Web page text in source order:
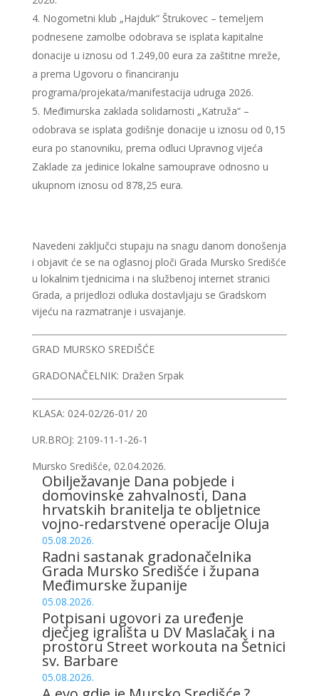
Nogometni klub „Hajduk“ Štrukovec – temeljem
podnesene zamolbe odobrava se isplata kapitalne
donacije u iznosu od 1.249,00 eura za zaštitne mreže,
a prema Ugovoru o financiranju
programa/projekata/manifestacija udruga 2026.
Međimurska zaklada solidarnosti „Katruža“ –
odobrava se isplata godišnje donacije u iznosu od 0,15
eura po stanovniku, prema odluci Upravnog vijeća
Zaklade za jedinice lokalne samouprave odnosno u
ukupnom iznosu od 878,25 eura.
Navedeni zaključci stupaju na snagu danom donošenja
i objavit će se na oglasnoj ploči Grada Mursko Središće
u lokalnim tjednicima i na službenoj internet stranici
Grada, a prijedlozi odluka dostavljaju se Gradskom
vijeću na razmatranje i usvajanje.
GRAD MURSKO SREDIŠĆE
GRADONAČELNIK: Dražen Srpak
KLASA: 024-02/26-01/ 20
UR.BROJ: 2109-11-1-26-1
Mursko Središće, 02.04.2026.
Obilježavanje Dana pobjede i
domovinske zahvalnosti, Dana
hrvatskih branitelja te obljetnice
vojno-redarstvene operacije Oluja
05.08.2026.
Radni sastanak gradonačelnika
Grada Mursko Središće i župana
Međimurske županije
05.08.2026.
Potpisani ugovori za uređenje
dječjeg igrališta u DV Maslačak i na
prostoru Street workouta na Šetnici
sv. Barbare
05.08.2026.